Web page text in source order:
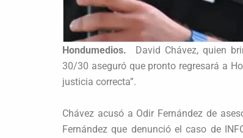
Hondumedios. David Chávez, quien
30/30 aseguró que pronto regresará a
justicia correcta”.
Chávez acusó a Odir Fernández de
Fernández que denunció el caso de